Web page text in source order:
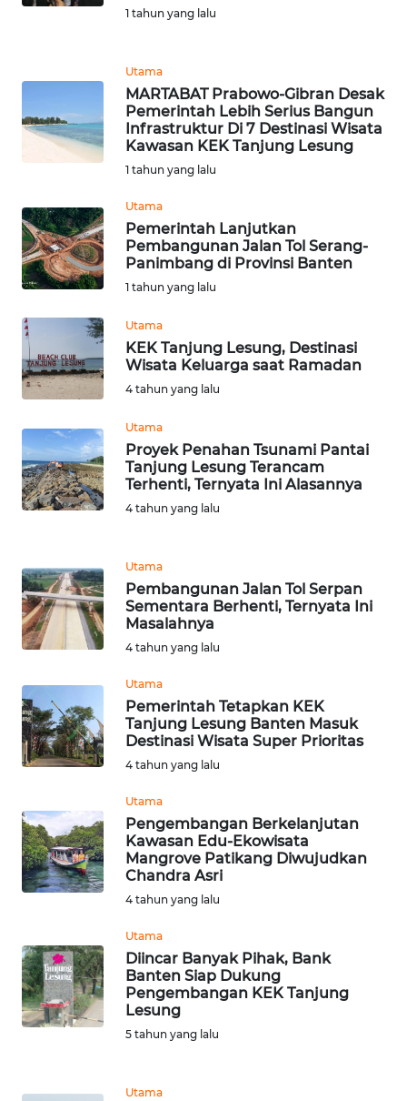
1 tahun yang lalu
Utama
MARTABAT Prabowo-Gibran Desak
Pemerintah Lebih Serius Bangun
Infrastruktur Di 7 Destinasi Wisata
Kawasan KEK Tanjung Lesung
1 tahun yang lalu
Utama
Pemerintah Lanjutkan
Pembangunan Jalan Tol Serang-
Panimbang di Provinsi Banten
1 tahun yang lalu
Utama
KEK Tanjung Lesung, Destinasi
Wisata Keluarga saat Ramadan
4 tahun yang lalu
Utama
Proyek Penahan Tsunami Pantai
Tanjung Lesung Terancam
Terhenti, Ternyata Ini Alasannya
4 tahun yang lalu
Utama
Pembangunan Jalan Tol Serpan
Sementara Berhenti, Ternyata Ini
Masalahnya
4 tahun yang lalu
Utama
Pemerintah Tetapkan KEK
Tanjung Lesung Banten Masuk
Destinasi Wisata Super Prioritas
4 tahun yang lalu
Utama
Pengembangan Berkelanjutan
Kawasan Edu-Ekowisata
Mangrove Patikang Diwujudkan
Chandra Asri
4 tahun yang lalu
Utama
Diincar Banyak Pihak, Bank
Banten Siap Dukung
Pengembangan KEK Tanjung
Lesung
5 tahun yang lalu
Utama
DISCLAIMER
WN
WN
JAKARTA
WN
JABAR
BANTEN
NTT
WN
KEPRI
WN
PAPUA
BARAT
RIAU
WN
WN
JAMBI
WN
WN
NTB
WN